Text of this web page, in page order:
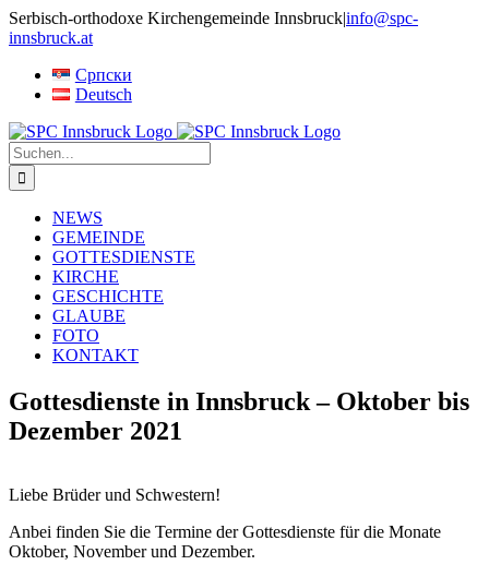
Skip
to
Serbisch-orthodoxe Kirchengemeinde Innsbruck|info@spc-
innsbruck.at
Српски
Deutsch
Suche
nach:
NEWS
GEMEINDE
GOTTESDIENSTE
KIRCHE
GESCHICHTE
GLAUBE
FOTO
KONTAKT
Gottesdienste in Innsbruck – Oktober bis
Dezember 2021
Liebe Brüder und Schwestern!
Anbei finden Sie die Termine der Gottesdienste für die Monate
Oktober, November und Dezember.